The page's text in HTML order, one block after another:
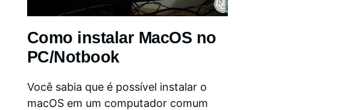
Como instalar MacOS no
PC/Notbook
Você sabia que é possível instalar o
macOS em um computador comum